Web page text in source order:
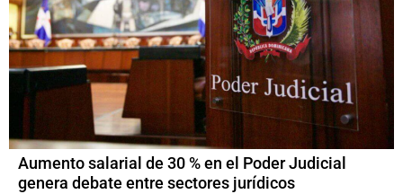
Aumento salarial de 30 % en el Poder Judicial
genera debate entre sectores jurídicos